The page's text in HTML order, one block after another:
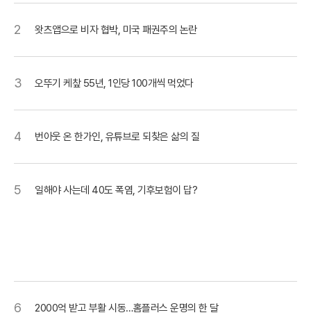
2 왓츠앱으로 비자 협박, 미국 패권주의 논란
3 오뚜기 케챂 55년, 1인당 100개씩 먹었다
4 번아웃 온 한가인, 유튜브로 되찾은 삶의 질
5 일해야 사는데 40도 폭염, 기후보험이 답?
6 2000억 받고 부활 시동…홈플러스 운명의 한 달